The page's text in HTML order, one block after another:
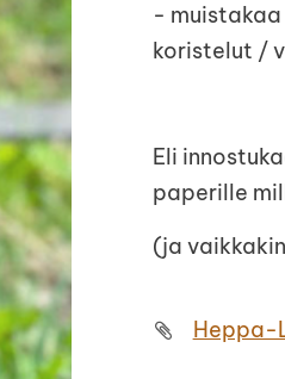
-
koristelut /
Eli
paperille
(ja
Heppa-